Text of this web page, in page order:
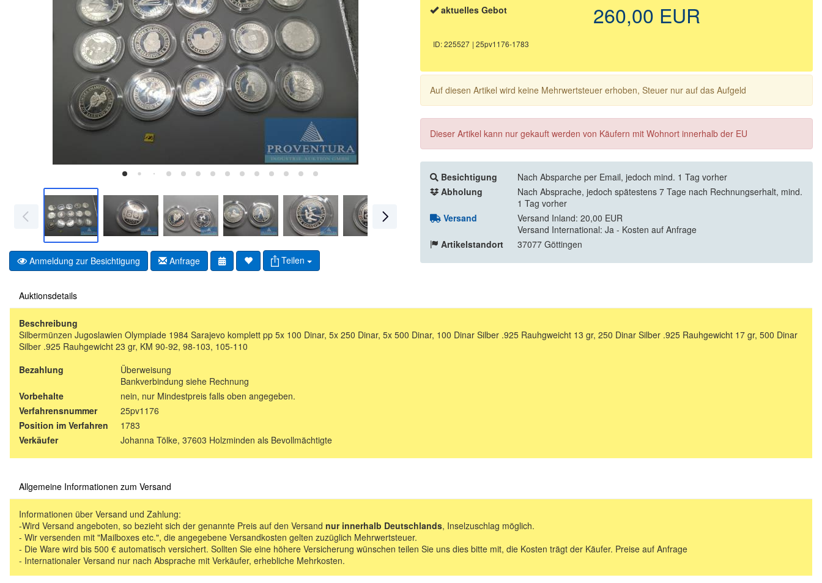
Anmeldung zur Besichtigung Anfrage Teilen
aktuelles Gebot 260,00 EUR
ID: 225527 | 25pv1176-1783
Auf diesen Artikel wird keine Mehrwertsteuer erhoben, Steuer nur auf das Aufgeld
Dieser Artikel kann nur gekauft werden von Käufern mit Wohnort innerhalb der EU
Besichtigung
Nach Absparche per Email, jedoch mind. 1 Tag vorher
Abholung
Nach Absprache, jedoch spätestens 7 Tage nach Rechnungserhalt, mind.
1 Tag vorher
Versand
Versand Inland: 20,00 EUR
Versand International: Ja - Kosten auf Anfrage
Artikelstandort
37077 Göttingen
Auktionsdetails
Beschreibung
Silbermünzen Jugoslawien Olympiade 1984 Sarajevo komplett pp 5x 100 Dinar, 5x 250 Dinar, 5x 500 Dinar, 100 Dinar Silber .925 Rauhgweicht 13 gr, 250 Dinar Silber .925 Rauhgewicht 17 gr, 500 Dinar
Silber .925 Rauhgewicht 23 gr, KM 90-92, 98-103, 105-110
Bezahlung
Überweisung
Bankverbindung siehe Rechnung
Vorbehalte
nein, nur Mindestpreis falls oben angegeben.
Verfahrensnummer
25pv1176
Position im Verfahren
1783
Verkäufer
Johanna Tölke, 37603 Holzminden als Bevollmächtigte
Allgemeine Informationen zum Versand
Informationen über Versand und Zahlung:
-Wird Versand angeboten, so bezieht sich der genannte Preis auf den Versand nur innerhalb Deutschlands, Inselzuschlag möglich.
- Wir versenden mit "Mailboxes etc.", die angegebene Versandkosten gelten zuzüglich Mehrwertsteuer.
- Die Ware wird bis 500 € automatisch versichert. Sollten Sie eine höhere Versicherung wünschen teilen Sie uns dies bitte mit, die Kosten trägt der Käufer. Preise auf Anfrage
- Internationaler Versand nur nach Absprache mit Verkäufer, erhebliche Mehrkosten.